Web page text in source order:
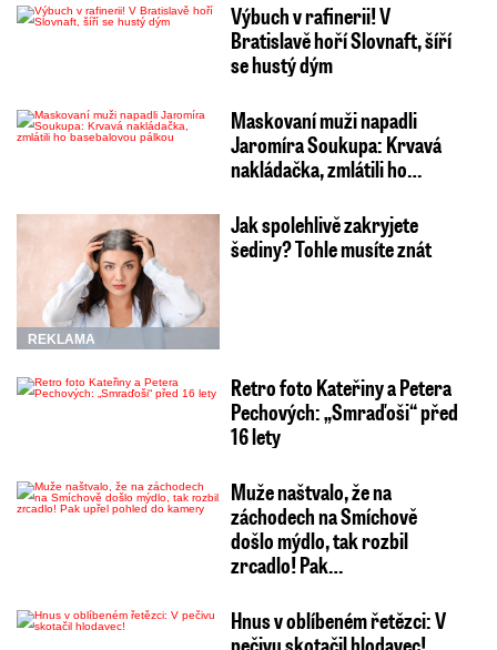
Výbuch v rafinerii! V
Bratislavě hoří Slovnaft, šíří
se hustý dým
Maskovaní muži napadli
Jaromíra Soukupa: Krvavá
nakládačka, zmlátili ho…
REKLAMA
Jak spolehlivě zakryjete
šediny? Tohle musíte znát
Retro foto Kateřiny a Petera
Pechových: „Smraďoši“ před
16 lety
Muže naštvalo, že na
záchodech na Smíchově
došlo mýdlo, tak rozbil
zrcadlo! Pak…
Hnus v oblíbeném řetězci: V